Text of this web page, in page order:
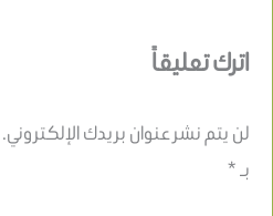
اترك تعليقاً
لن يتم نشر عنوان بريدك الإلكتروني.
بـ*